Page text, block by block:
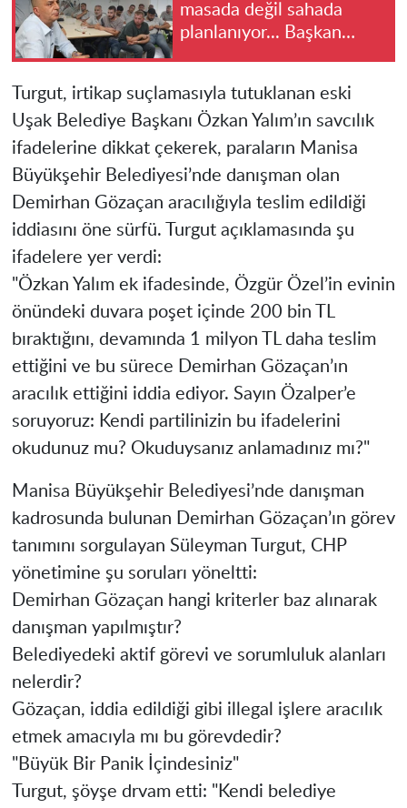
masada değil sahada
planlanıyor... Başkan
​Turgut, irtikap suçlamasıyla tutuklanan eski
Uşak Belediye Başkanı Özkan Yalım’ın savcılık
ifadelerine dikkat çekerek, paraların Manisa
Büyükşehir Belediyesi’nde danışman olan
Demirhan Gözaçan aracılığıyla teslim edildiği
iddiasını öne sürfü. Turgut açıklamasında şu
ifadelere yer verdi:
​"Özkan Yalım ek ifadesinde, Özgür Özel’in evinin
önündeki duvara poşet içinde 200 bin TL
bıraktığını, devamında 1 milyon TL daha teslim
ettiğini ve bu sürece Demirhan Gözaçan’ın
aracılık ettiğini iddia ediyor. Sayın Özalper’e
soruyoruz: Kendi partilinizin bu ifadelerini
okudunuz mu? Okuduysanız anlamadınız mı?"
​Manisa Büyükşehir Belediyesi’nde danışman
kadrosunda bulunan Demirhan Gözaçan’ın görev
tanımını sorgulayan Süleyman Turgut, CHP
yönetimine şu soruları yöneltti:
Demirhan Gözaçan hangi kriterler baz alınarak
danışman yapılmıştır?
Belediyedeki aktif görevi ve sorumluluk alanları
nelerdir?
Gözaçan, iddia edildiği gibi illegal işlere aracılık
etmek amacıyla mı bu görevdedir?
​"Büyük Bir Panik İçindesiniz"
​Turgut, şöyşe drvam etti: "Kendi belediye